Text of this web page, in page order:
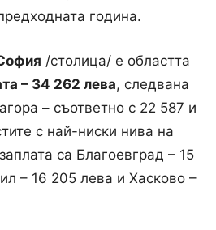
година.
/столица/ е областта
– 34 262 лева, следвана
– съответно с 22 587 и
с най-ниски нива на
са Благоевград – 15
– 16 205 лева и Хасково –